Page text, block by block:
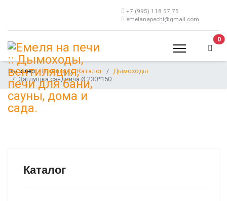
+7 (995) 118 57 75
emelanapechi@gmail.com
0В
Вы здесь:Главная Каталог
Дымоходы
Заглушка сэндвича Ø 230*150
Каталог